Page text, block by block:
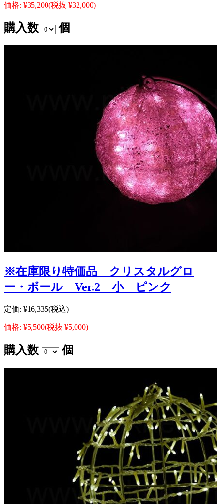
価格: ¥35,200(税抜 ¥32,000)
購入数 個
※在庫限り特価品 クリスタルグロ
ー・ボール Ver.2 小 ピンク
定価: ¥16,335(税込)
価格: ¥5,500(税抜 ¥5,000)
購入数 個